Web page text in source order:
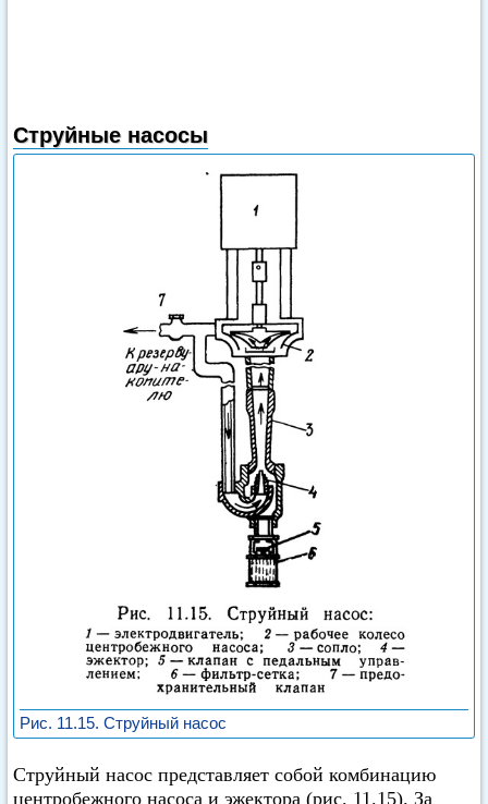
Струйные насосы
Рис. 11.15. Струйный насос
Струйный насос представляет собой комбинацию
центробежного насоса и эжектора (рис. 11.15). За